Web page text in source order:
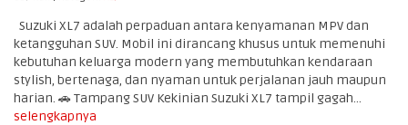
Suzuki XL7 adalah perpaduan antara kenyamanan MPV dan
ketangguhan SUV. Mobil ini dirancang khusus untuk memenuhi
kebutuhan keluarga modern yang membutuhkan kendaraan
stylish, bertenaga, dan nyaman untuk perjalanan jauh maupun
harian. 🚗 Tampang SUV Kekinian Suzuki XL7 tampil gagah...
selengkapnya